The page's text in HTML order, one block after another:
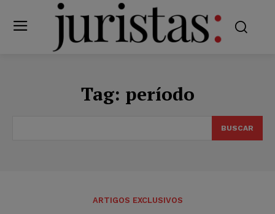
Tag: período
BUSCAR
ARTIGOS EXCLUSIVOS